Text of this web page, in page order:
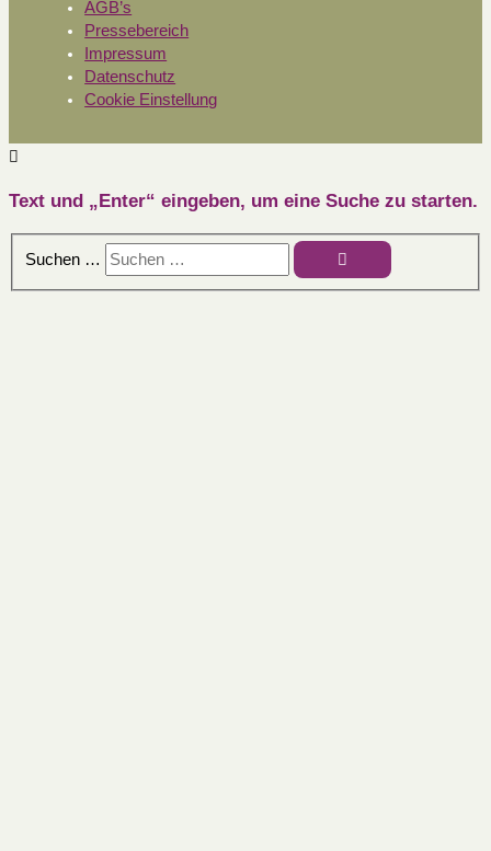
AGB’s
Pressebereich
Impressum
Datenschutz
Cookie Einstellung
Text und „Enter“ eingeben, um eine Suche zu starten.
Suchen …